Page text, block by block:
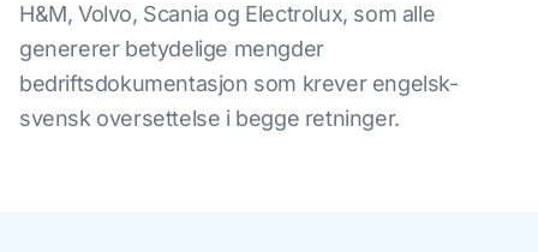
H&M, Volvo, Scania og Electrolux, som alle
genererer betydelige mengder
bedriftsdokumentasjon som krever engelsk-
svensk oversettelse i begge retninger.